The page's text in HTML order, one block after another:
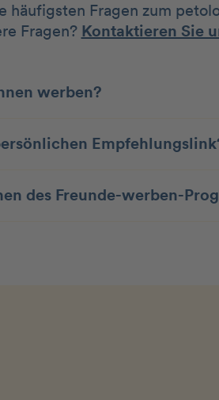
häufigsten Fragen zum
Fragen? Kontaktieren Sie
werben?
des Freunde-werben-